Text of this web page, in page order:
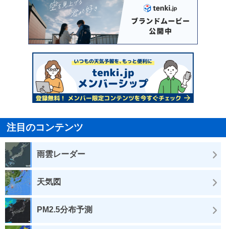
注目のコンテンツ
雨雲レーダー
天気図
PM2.5分布予測